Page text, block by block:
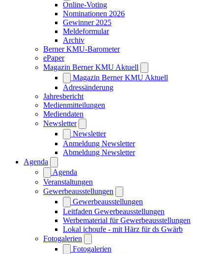
Online-Voting
Nominationen 2026
Gewinner 2025
Meldeformular
Archiv
Berner KMU-Barometer
ePaper
Magazin Berner KMU Aktuell
Magazin Berner KMU Aktuell
Adressänderung
Jahresbericht
Medienmitteilungen
Mediendaten
Newsletter
Newsletter
Anmeldung Newsletter
Abmeldung Newsletter
Agenda
Agenda
Veranstaltungen
Gewerbeausstellungen
Gewerbeausstellungen
Leitfaden Gewerbeausstellungen
Werbematerial für Gewerbeausstellungen
Lokal ichoufe - mit Härz für ds Gwärb
Fotogalerien
Fotogalerien